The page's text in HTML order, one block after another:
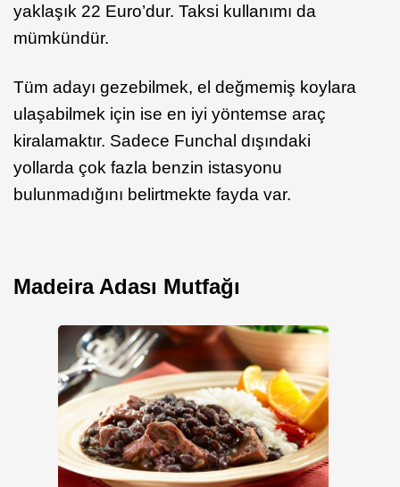
yaklaşık 22 Euro’dur. Taksi kullanımı da
mümkündür.
Tüm adayı gezebilmek, el değmemiş koylara
ulaşabilmek için ise en iyi yöntemse araç
kiralamaktır. Sadece Funchal dışındaki
yollarda çok fazla benzin istasyonu
bulunmadığını belirtmekte fayda var.
Madeira Adası Mutfağı